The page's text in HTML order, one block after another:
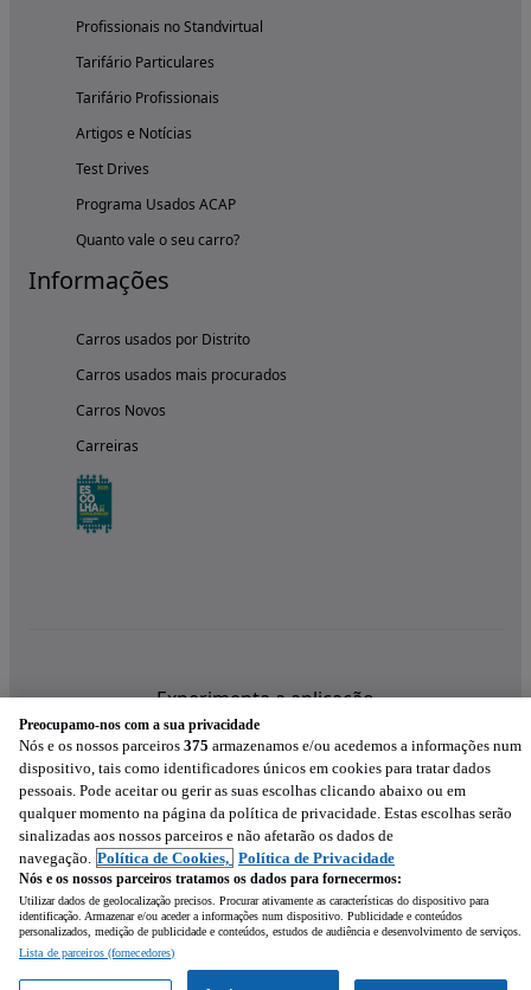
Profissionais no Standvirtual
Tarifário Particulares
Tarifário Profissionais
Artigos e Notícias
Test Drives
Programa Usados ACAP
Quanto vale o seu carro?
Informações
Carros usados por Distrito
Carros usados mais procurados
Carros Novos
Carreiras
Experimenta a aplicação
Preocupamo-nos com a sua privacidade
Nós e os nossos parceiros 375 armazenamos e/ou acedemos a informações num
dispositivo, tais como identificadores únicos em cookies para tratar dados
pessoais. Pode aceitar ou gerir as suas escolhas clicando abaixo ou em
qualquer momento na página da política de privacidade. Estas escolhas serão
sinalizadas aos nossos parceiros e não afetarão os dados de
navegação. Política de Cookies, Política de Privacidade
Nós e os nossos parceiros tratamos os dados para fornecermos:
Utilizar dados de geolocalização precisos. Procurar ativamente as características do dispositivo para
identificação. Armazenar e/ou aceder a informações num dispositivo. Publicidade e conteúdos
personalizados, medição de publicidade e conteúdos, estudos de audiência e desenvolvimento de serviços.
Lista de parceiros (fornecedores)